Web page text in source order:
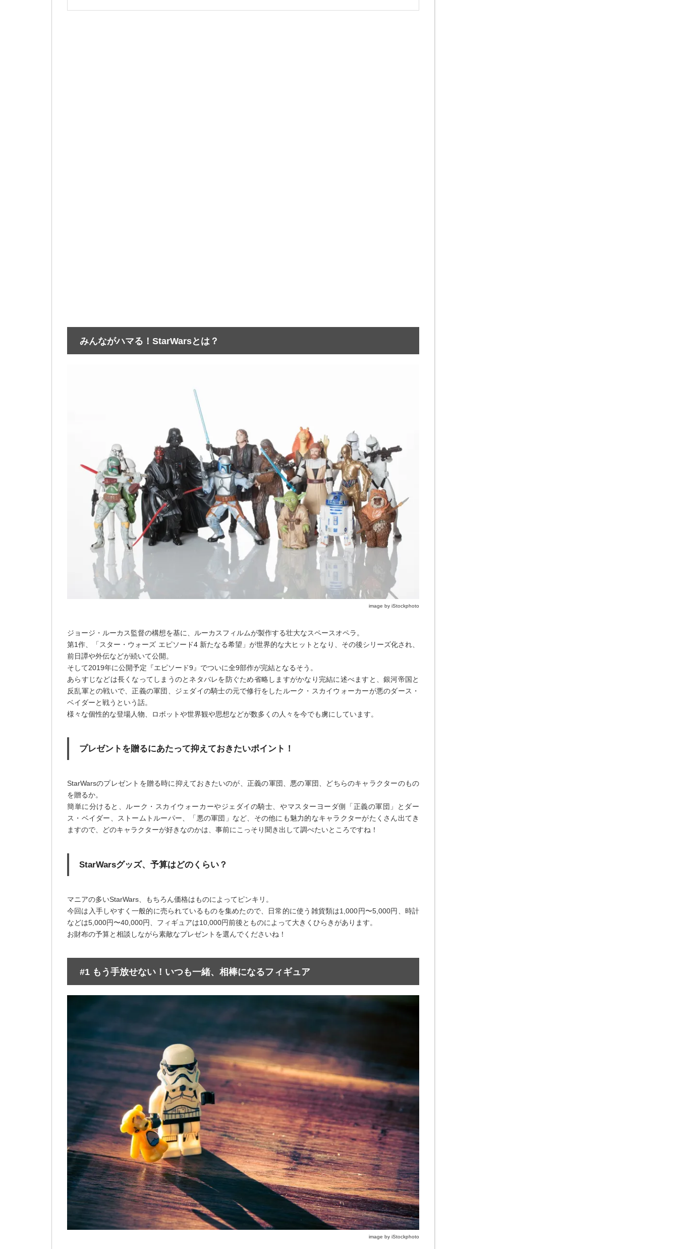
みんながハマる！StarWarsとは？
image by iStockphoto
ジョージ・ルーカス監督の構想を基に、ルーカスフィルムが製作する壮大なスペースオペラ。
第1作、「スター・ウォーズ エピソード4 新たなる希望」が世界的な大ヒットとなり、その後シリーズ化され、
前日譚や外伝などが続いて公開。
そして2019年に公開予定『エピソード9』でついに全9部作が完結となるそう。
あらすじなどは長くなってしまうのとネタバレを防ぐため省略しますがかなり完結に述べますと、銀河帝国と
反乱軍との戦いで、正義の軍団、ジェダイの騎士の元で修行をしたルーク・スカイウォーカーが悪のダース・
ベイダーと戦うという話。
様々な個性的な登場人物、ロボットや世界観や思想などが数多くの人々を今でも虜にしています。
プレゼントを贈るにあたって抑えておきたいポイント！
StarWarsのプレゼントを贈る時に抑えておきたいのが、正義の軍団、悪の軍団、どちらのキャラクターのもの
を贈るか。
簡単に分けると、ルーク・スカイウォーカーやジェダイの騎士、やマスターヨーダ側「正義の軍団」とダー
ス・ベイダー、ストームトルーパー、「悪の軍団」など、その他にも魅力的なキャラクターがたくさん出てき
ますので、どのキャラクターが好きなのかは、事前にこっそり聞き出して調べたいところですね！
StarWarsグッズ、予算はどのくらい？
マニアの多いStarWars、もちろん価格はものによってピンキリ。
今回は入手しやすく一般的に売られているものを集めたので、日常的に使う雑貨類は1,000円〜5,000円、時計
などは5,000円〜40,000円、フィギュアは10,000円前後とものによって大きくひらきがあります。
お財布の予算と相談しながら素敵なプレゼントを選んでくださいね！
#1 もう手放せない！いつも一緒、相棒になるフィギュア
image by iStockphoto